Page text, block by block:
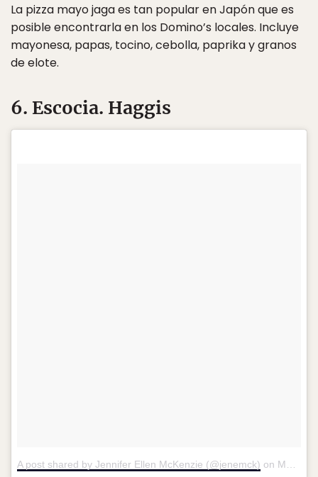
La pizza mayo jaga es tan popular en Japón que es
posible encontrarla en los Domino’s locales. Incluye
mayonesa, papas, tocino, cebolla, paprika y granos
de elote.
6. Escocia. Haggis
A post shared by Jennifer Ellen McKenzie (@jenemck) on May 20, 2013 at 9:37am PDT